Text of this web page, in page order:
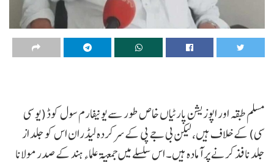
مسلم طبقہ اور اپوزیشن پارٹیاں خاص طور سے یونیفارم سول کوڈ (یو سی
سی) کے خلاف ہیں، لیکن بی جے پی کے سرکردہ لیڈران اس کو جلد از
جلد نافذ کرنے پر آمادہ ہیں۔ اس سلسلے میں جمعیۃ علماء ہند کے صدر مولانا